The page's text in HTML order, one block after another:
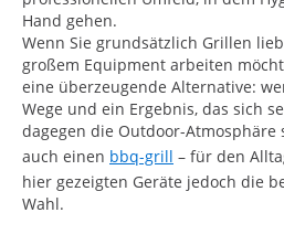
Hand gehen.
Wenn Sie grundsätzlich Grillen
großem Equipment arbeiten
eine überzeugende Alternative:
Wege und ein Ergebnis, das sich
dagegen die Outdoor-Atmosphäre
auch einen bbq-grill – für den
hier gezeigten Geräte jedoch die
Wahl.